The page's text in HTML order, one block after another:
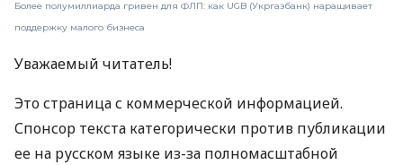
Более полумиллиарда гривен для ФЛП: как UGB (Укргазбанк) наращивает
поддержку малого бизнеса
Уважаемый читатель!
Это страница с коммерческой информацией.
Спонсор текста категорически против публикации
ее на русском языке из-за полномасштабной